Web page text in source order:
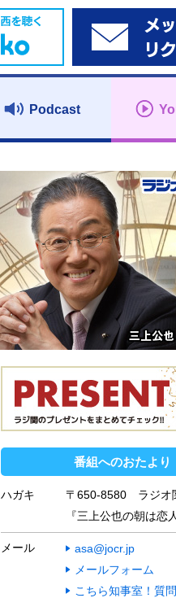
Podcast
番組へのおたより
ハガキ
〒650-8580 ラジオ
『三上公也の朝は恋人
メール
asa@jocr.jp
メールフォーム
こちら知事室！質